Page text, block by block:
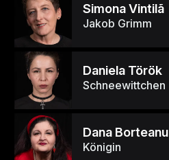
Simona Vintilã
Jakob Grimm
Daniela Török
Schneewittchen
Dana Borteanu
Königin